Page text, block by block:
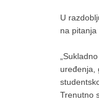
U
na
uređenja,
Trenutno